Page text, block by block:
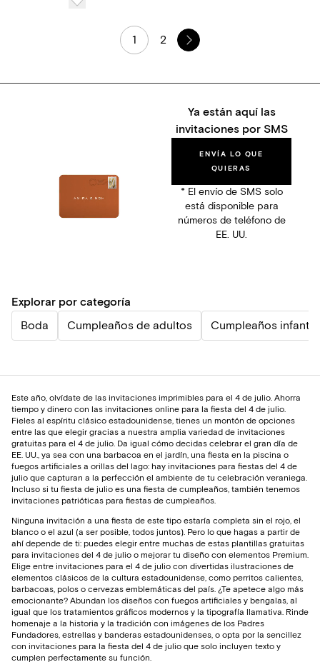
1 2
Ya están aquí las
invitaciones por SMS
ENVÍA LO QUE
QUIERAS
* El envío de SMS solo
está disponible para
números de teléfono de
EE. UU.
Explorar por categoría
Boda
Cumpleaños de adultos Cumpleaños
Este año, olvídate de las invitaciones imprimibles para el 4 de julio. Ahorra
tiempo y dinero con las invitaciones online para la fiesta del 4 de julio.
Fieles al espíritu clásico estadounidense, tienes un montón de opciones
entre las que elegir gracias a nuestra amplia variedad de invitaciones
gratuitas para el 4 de julio. Da igual cómo decidas celebrar el gran día de
EE. UU., ya sea con una barbacoa en el jardín, una fiesta en la piscina o
fuegos artificiales a orillas del lago: hay invitaciones para fiestas del 4 de
julio que capturan a la perfección el ambiente de tu celebración veraniega.
Incluso si tu fiesta de julio es una fiesta de cumpleaños, también tenemos
invitaciones patrióticas para fiestas de cumpleaños.
Ninguna invitación a una fiesta de este tipo estaría completa sin el rojo, el
blanco o el azul (a ser posible, todos juntos). Pero lo que hagas a partir de
ahí depende de ti: puedes elegir entre muchas de estas plantillas gratuitas
para invitaciones del 4 de julio o mejorar tu diseño con elementos Premium.
Elige entre invitaciones para el 4 de julio con divertidas ilustraciones de
elementos clásicos de la cultura estadounidense, como perritos calientes,
barbacoas, polos o cervezas emblemáticas del país. ¿Te apetece algo más
emocionante? Abundan los diseños con fuegos artificiales y bengalas, al
igual que los tratamientos gráficos modernos y la tipografía llamativa. Rinde
homenaje a la historia y la tradición con imágenes de los Padres
Fundadores, estrellas y banderas estadounidenses, o opta por la sencillez
con invitaciones para la fiesta del 4 de julio que solo incluyen texto y
cumplen perfectamente su función.